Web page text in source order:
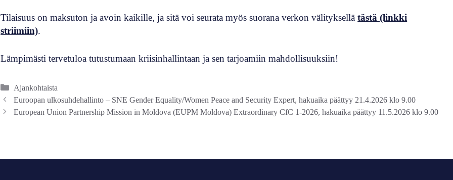
Tilaisuus on maksuton ja avoin kaikille, ja sitä voi seurata myös suorana verkon välityksellätästä (linkki
striimiin).
Lämpimästi tervetuloa tutustumaan kriisinhallintaan ja sen tarjoamiin mahdollisuuksiin!
Kategoriat
Ajankohtaista
Euroopan ulkosuhdehallinto – SNE Gender Equality/Women Peace and Security Expert, hakuaika päättyy 21.4.2026 klo 9.00
European Union Partnership Mission in Moldova (EUPM Moldova) Extraordinary CfC 1-2026, hakuaika päättyy 11.5.2026 klo 9.00